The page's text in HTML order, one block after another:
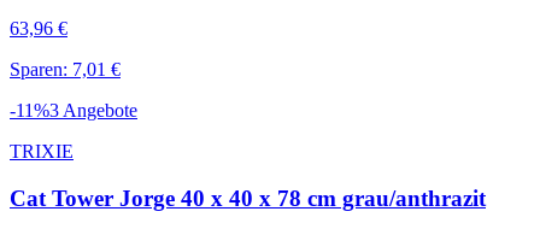
63,96 €
Sparen: 7,01 €
-11%3 Angebote
TRIXIE
Cat Tower Jorge 40 x 40 x 78 cm grau/anthrazit